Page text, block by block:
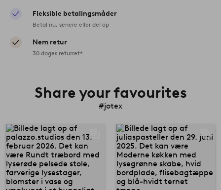
Fleksible betalingsmåder
Betal nu, senere eller del op
Nem retur
30 dages returret*
Share your favourites
#jotex